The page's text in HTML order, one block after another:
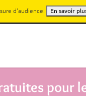
pour
d'audience. En savoir